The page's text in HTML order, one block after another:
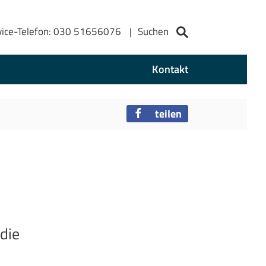
Telefon: 030 51656076 Suchen
Kontakt
teilen